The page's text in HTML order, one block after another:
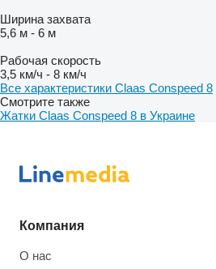
Ширина захвата
5,6 м - 6 м
Рабочая скорость
3,5 км/ч - 8 км/ч
Все характеристики Claas Conspeed 8
Смотрите также
Жатки Claas Conspeed 8 в Украине
Компания
О нас